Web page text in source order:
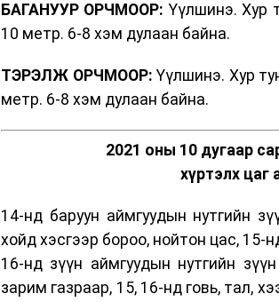
БАГАНУУР ОРЧМООР: Үүлшинэ. Хур
10 метр. 6-8 хэм дулаан байна.
ТЭРЭЛЖ ОРЧМООР: Үүлшинэ. Хур
метр. 6-8 хэм дулаан байна.
2021 оны 10 дугаар
хүртэлх цаг
14-нд баруун аймгуудын нутгийн
хойд хэсгээр бороо, нойтон цас, 15-
16-нд зүүн аймгуудын нутгийн
зарим газраар, 15, 16-нд говь, тал,